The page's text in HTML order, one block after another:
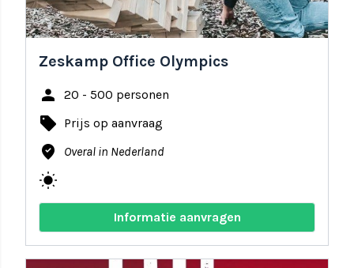
Zeskamp Office Olympics
person 20 - 500 personen
local_offer Prijs op aanvraag
where_to_vote Overal in Nederland
wb_sunny
Informatie aanvragen